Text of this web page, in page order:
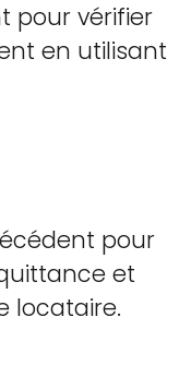
pour vérifier
en utilisant
pour
et
locataire.